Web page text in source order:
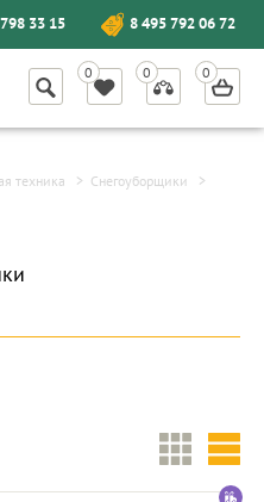
33 15 8 495 792 06 72
техника
Снегоуборщики